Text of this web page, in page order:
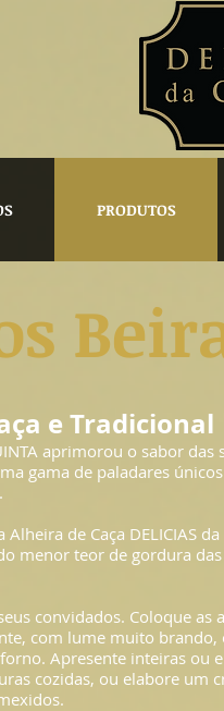
PRODUTOS
e Tradicional
aprimorou o sabor das
gama de paladares
Alheira de Caça DELICIAS
menor teor de gordura
convidados. Coloque as
com lume muito brando,
Apresente inteiras ou
cozidas, ou elabore um